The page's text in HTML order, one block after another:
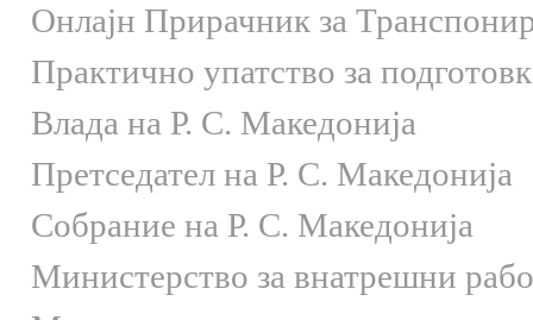
Онлаjн Прирачник за
Практично упатство за
Влада на Р. С. Македонија
Претседател на Р. С. Македонија
Собрание на Р. С. Македонија
Министерство за внатрешни